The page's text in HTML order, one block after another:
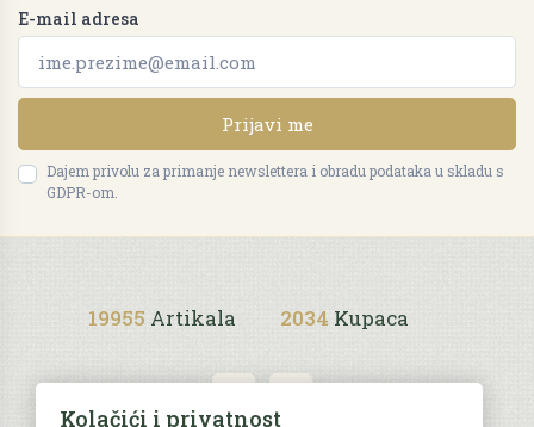
E-mail adresa
Prijavi me
Dajem privolu za primanje newslettera i obradu podataka u skladu s
GDPR-om.
19955 Artikala 2034 Kupaca
Kolačići i privatnost